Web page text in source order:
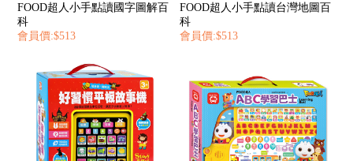
FOOD超人小手點讀國字圖解百
科
會員價:$513
FOOD超人小手點讀台灣地圖百
科
會員價:$513